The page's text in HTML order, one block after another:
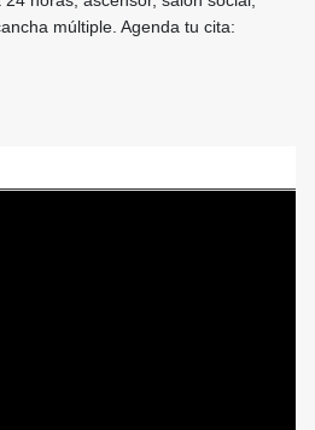
múltiple. Agenda tu cita: